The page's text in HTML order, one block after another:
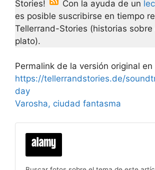
Stories!
Con la ayuda de un
es posible suscribirse en tiempo
Tellerrand-Stories (historias
plato).
Permalink de la versión original en
https://tellerrandstories.de/
day
Varosha, ciudad fantasma